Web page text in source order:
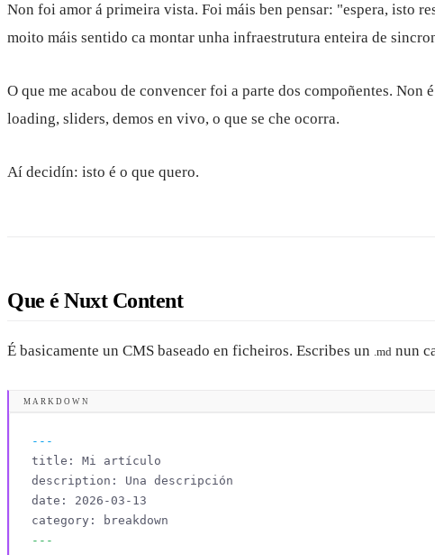
Non foi amor á primeira vista. Foi máis ben pensar: "espera, isto
moito máis sentido ca montar unha infraestrutura enteira de
O que me acabou de convencer foi a parte dos compoñentes.
loading, sliders, demos en vivo, o que se che ocorra.
Aí decidín: isto é o que quero.
Que é Nuxt Content
É basicamente un CMS baseado en ficheiros. Escribes un .md nun
MARKDOWN